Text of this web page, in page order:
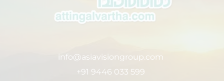
info@asiavisiongroup.com
+91 9446 033 599